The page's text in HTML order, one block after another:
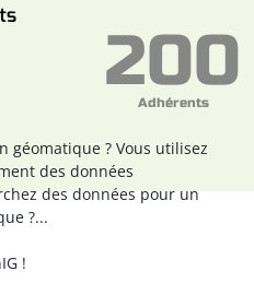
géomatique ? Vous utilisez
des données
des données pour un
?...
!
200
Adhérents